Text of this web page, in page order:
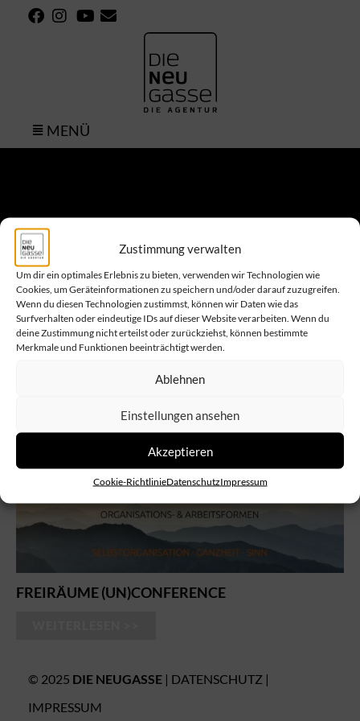
Zustimmung verwalten
Um dir ein optimales Erlebnis zu bieten, verwenden wir Technologien wie
Cookies, um Geräteinformationen zu speichern und/oder darauf zuzugreifen.
Wenn du diesen Technologien zustimmst, können wir Daten wie das
Surfverhalten oder eindeutige IDs auf dieser Website verarbeiten. Wenn du
deine Zustimmung nicht erteilst oder zurückziehst, können bestimmte
Merkmale und Funktionen beeinträchtigt werden.
Akzeptieren
Ablehnen
Einstellungen ansehen
Cookie-RichtlinieDatenschutzImpressum
MENÜ
FREIRÄUME (UN)CONFERENCE
© 2025 DIE NEUGASSE | DATENSCHUTZ |
IMPRESSUM